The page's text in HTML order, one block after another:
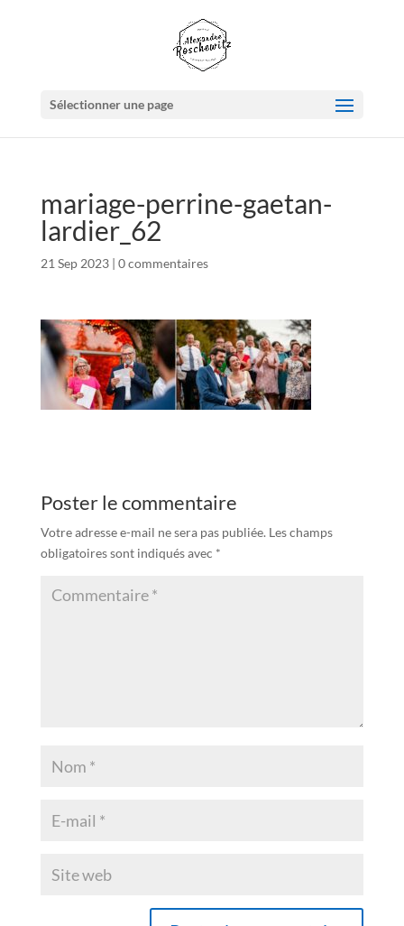
Sélectionner une page
mariage-perrine-gaetan-
lardier_62
21 Sep 2023| 0 commentaires
Poster le commentaire
Votre adresse e-mail ne sera pas publiée. Les champs
obligatoires sont indiqués avec *